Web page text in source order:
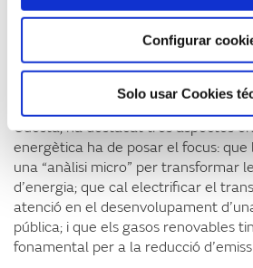
Configurar
Solo usar Cookies
projectes innovadors i esperem que
atreure inversió privada”, ha afegit.
Crear un mercat de gasos
Cuesta, ha destacat tres aspectes
energètica ha de posar el focus:
una “anàlisi micro” per transformar
d’energia; que cal electrificar el
atenció en el desenvolupament
pública; i que els gasos renovables
fonamental per a la reducció